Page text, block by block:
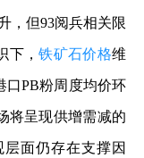
，但93阅兵相关限
下，铁矿石价格维
口PB粉周度均价环
将呈现供增需减的
面仍存在支撑因